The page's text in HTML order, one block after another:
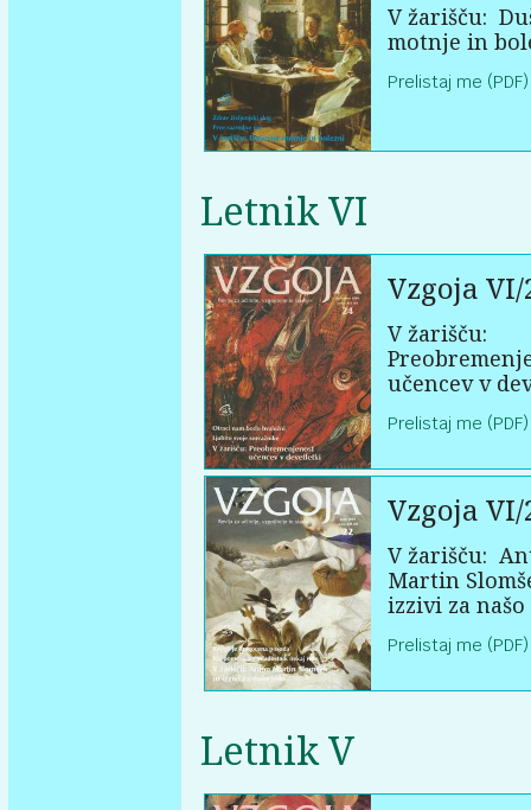
V žarišču:
motnje in
Prelistaj me (PDF)
Letnik VI
Vzgoja VI/
V žarišču:
učencev v
Prelistaj me (PDF)
Vzgoja VI/
V žarišču:
Martin
izzivi za našo
Prelistaj me (PDF)
Letnik V